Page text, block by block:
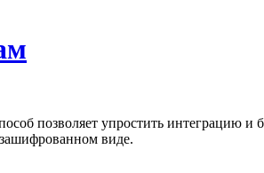
позволяет упростить интеграцию и
виде.